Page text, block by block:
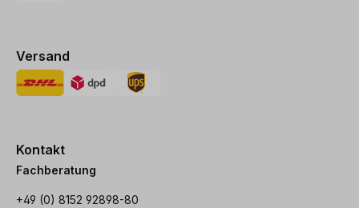
Versand
Kontakt
Fachberatung
+49 (0) 8152 92898-80